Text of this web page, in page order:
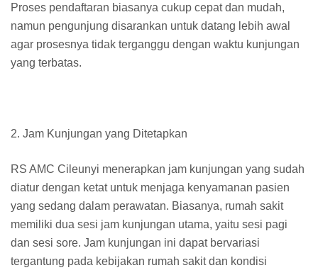
Proses pendaftaran biasanya cukup cepat dan mudah,
namun pengunjung disarankan untuk datang lebih awal
agar prosesnya tidak terganggu dengan waktu kunjungan
yang terbatas.
2. Jam Kunjungan yang Ditetapkan
RS AMC Cileunyi menerapkan jam kunjungan yang sudah
diatur dengan ketat untuk menjaga kenyamanan pasien
yang sedang dalam perawatan. Biasanya, rumah sakit
memiliki dua sesi jam kunjungan utama, yaitu sesi pagi
dan sesi sore. Jam kunjungan ini dapat bervariasi
tergantung pada kebijakan rumah sakit dan kondisi